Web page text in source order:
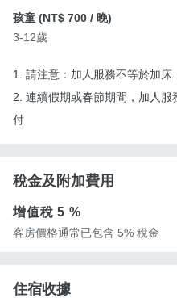
孩童 (NT$ 700 / 晚)
3-12歲
1. 請注意：加人服務不等於加
2. 連續假期或春節期間，加人
付
稅金及附加費用
增值稅5 %
客房價格通常已包含 5% 稅金
住宿收據